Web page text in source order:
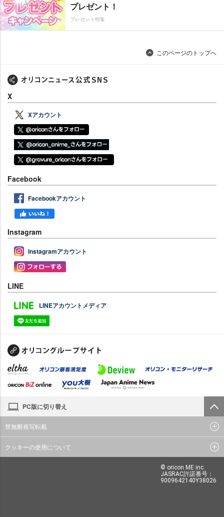
プレゼント！
プレゼント特集
このページのトップへ
X
Xアカウント
Facebook
Facebookアカウント
Instagram
Instagramアカウント
LINE
LINEアカウントメディア
PC版に切り替え
禁無断複写転載
クッキーの使用について
© oricon ME inc.
JASRAC許諾番号：
9009642140Y38026